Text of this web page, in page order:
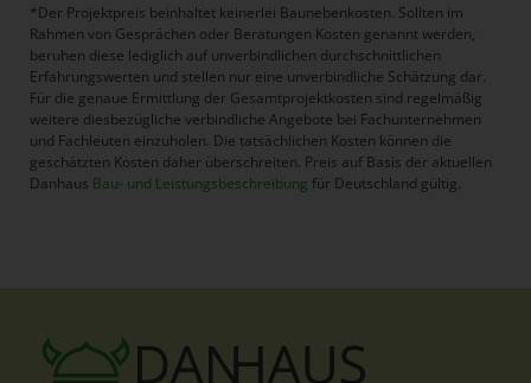
*Der Projektpreis beinhaltet keinerlei Baunebenkosten. Sollten im
Rahmen von Gesprächen oder Beratungen Kosten genannt werden,
beruhen diese lediglich auf unverbindlichen durchschnittlichen
Erfahrungswerten und stellen nur eine unverbindliche Schätzung dar.
Für die genaue Ermittlung der Gesamtprojektkosten sind regelmäßig
weitere diesbezügliche verbindliche Angebote bei Fachunternehmen
und Fachleuten einzuholen. Die tatsächlichen Kosten können die
geschätzten Kosten daher überschreiten. Preis auf Basis der aktuellen
Danhaus Bau- und Leistungsbeschreibung für Deutschland gültig.